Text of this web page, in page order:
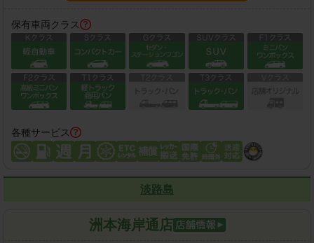
保有車両クラス
各種サービス
淡路島
洲本海岸通店